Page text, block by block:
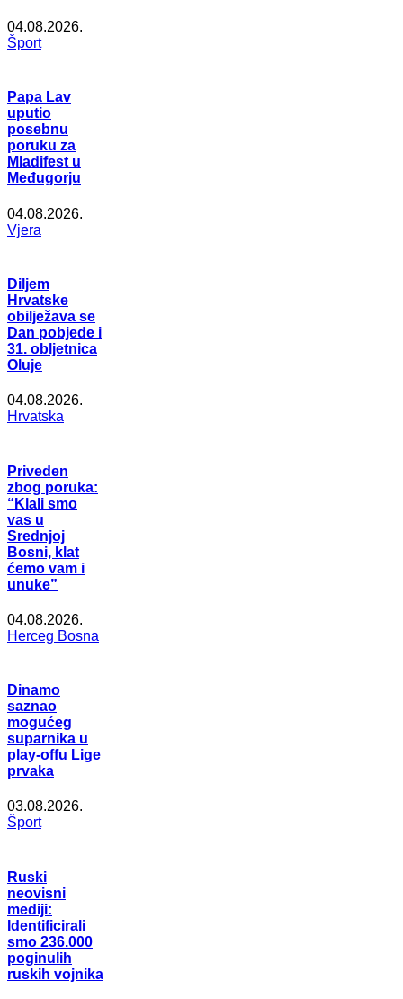
04.08.2026.
Šport
Papa Lav
uputio
posebnu
poruku za
Mladifest u
Međugorju
04.08.2026.
Vjera
Diljem
Hrvatske
obilježava se
Dan pobjede i
31. obljetnica
Oluje
04.08.2026.
Hrvatska
Priveden
zbog poruka:
“Klali smo
vas u
Srednjoj
Bosni, klat
ćemo vam i
unuke”
04.08.2026.
Herceg Bosna
Dinamo
saznao
mogućeg
suparnika u
play-offu Lige
prvaka
03.08.2026.
Šport
Ruski
neovisni
mediji:
Identificirali
smo 236.000
poginulih
ruskih vojnika